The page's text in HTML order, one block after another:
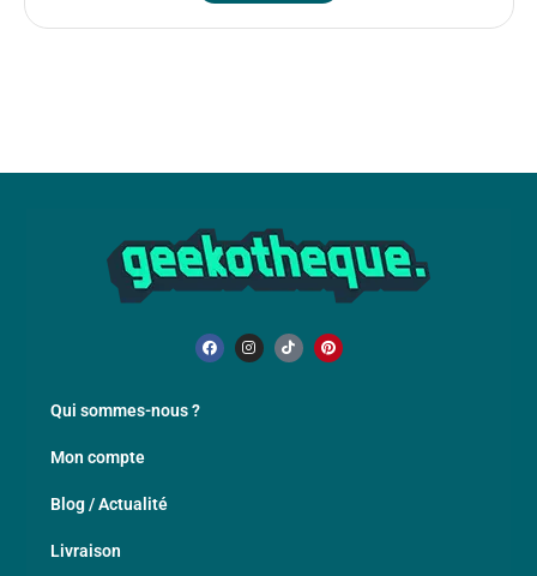
Qui sommes-nous ?
Mon compte
Blog / Actualité
Livraison